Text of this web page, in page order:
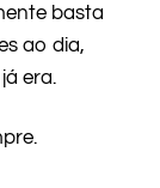
basta
ao dia,
era.